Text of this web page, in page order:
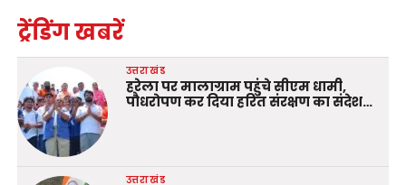
ट्रेंडिंग खबरें
उत्तराखंड
हरेला पर मालाग्राम पहुंचे सीएम धामी,
पौधरोपण कर दिया हरित संरक्षण का संदेश…
उत्तराखंड